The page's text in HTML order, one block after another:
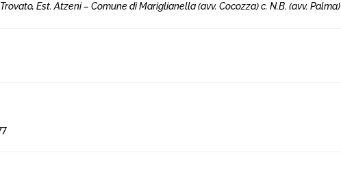
Est. Atzeni – Comune di Mariglianella (avv. Cocozza) c. N.B. (avv. Palma)